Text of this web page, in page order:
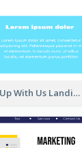
Growing Up With Us Landing Page